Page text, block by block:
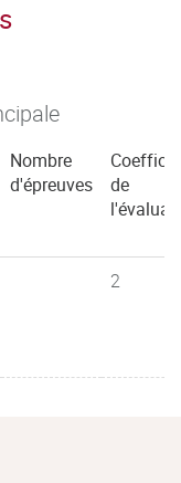
Nombre
d'épreuves
de
2